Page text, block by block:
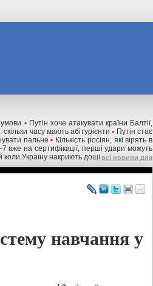
• Путін хоче атакувати країни Балтії,
часу мають абітурієнти • Путін стає
пальне • Кількість росіян, які вірять в
7 вже на сертифікації, перші удари можуть
коли Україну накриють дощі всі новини дня
навчання у